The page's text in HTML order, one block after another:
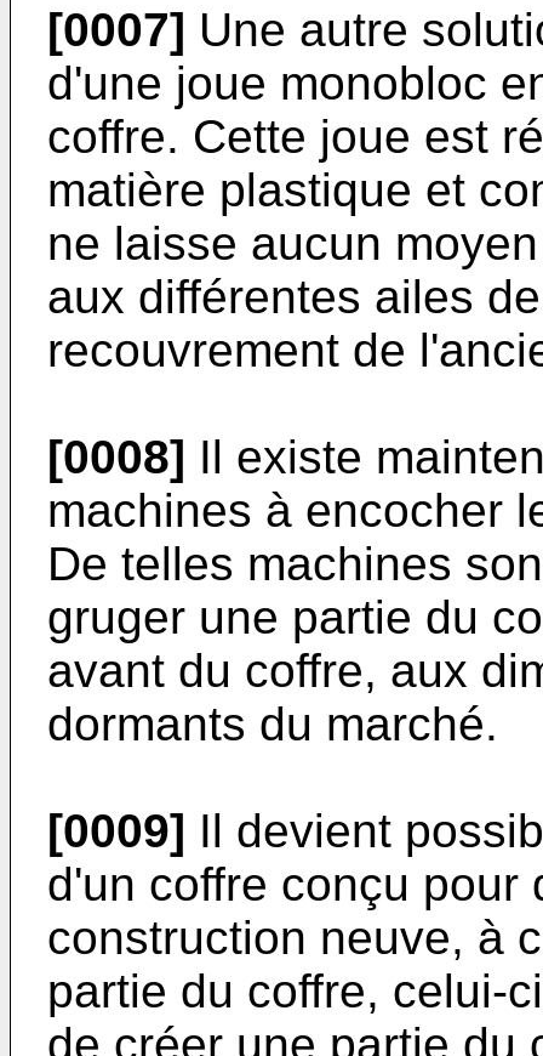
[0007] Une autre
d'une joue monobloc
coffre. Cette joue est
matière plastique et
ne laisse aucun
aux différentes ailes
recouvrement de
[0008] Il existe
machines à encocher
De telles machines
gruger une partie du
avant du coffre, aux
dormants du marché.
[0009] Il devient
d'un coffre conçu pour
construction neuve, à
partie du coffre, celui-
de créer une partie du